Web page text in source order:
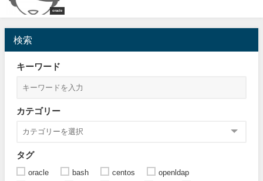
oracle
検索
キーワード
カテゴリー
タグ
oracle bash centos
openldap